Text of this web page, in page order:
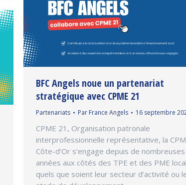
BFC Angels noue un partenariat
stratégique avec CPME 21
Partenariats Par France Angels 16 septembre
CPME 21, Organisation patronale
interprofessionnelle représentative, la
Côte-d’Or s’engage depuis de nombreuses
années aux côtés des TPE et des PME
quels que soient leur secteur d’activité ou